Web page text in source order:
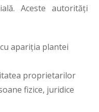
Aceste autorități
apariția plantei
proprietarilor
fizice, juridice